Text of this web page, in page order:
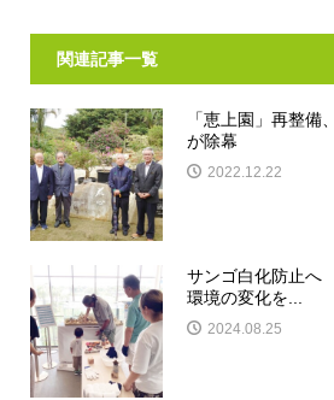
関連記事一覧
「恵上園」再整
が除幕
2022.12.22
サンゴ白化防止
環境の変化を...
2024.08.25